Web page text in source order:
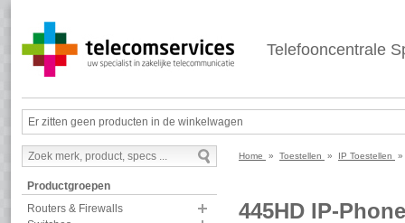
Telefooncentrale
Er zitten geen producten in de winkelwagen
Productgroepen
Routers & Firewalls
Home » Toestellen » IP Toestellen »
445HD IP-